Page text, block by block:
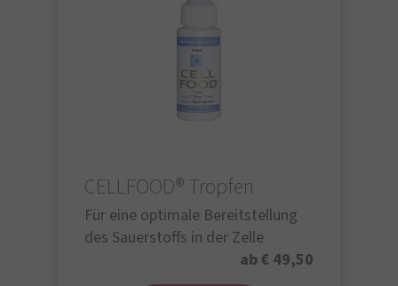
CELLFOOD® Tropfen
Für eine optimale Bereitstellung
des Sauerstoffs in der Zelle
ab € 49,50